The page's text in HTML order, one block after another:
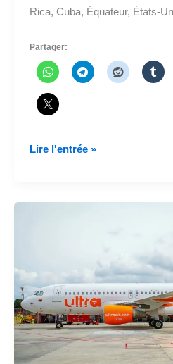
Rica, Cuba, Équateur, États-
Partager:
Ultra
Lire l'entrée »